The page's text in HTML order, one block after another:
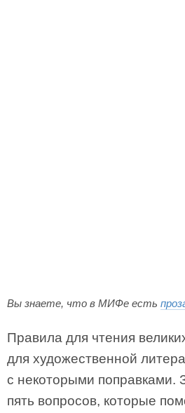
Вы знаете, что в МИФе есть
Правила для чтения
для художественной
с некоторыми поправками.
пять вопросов, которые